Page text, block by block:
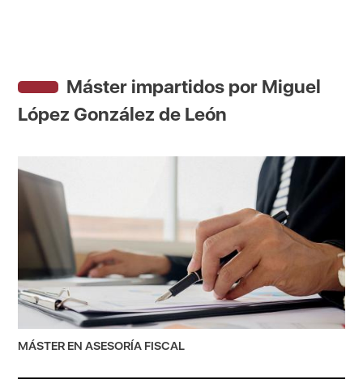
Máster impartidos por Miguel
López González de León
MÁSTER EN ASESORÍA FISCAL